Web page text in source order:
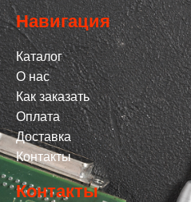
Навигация
Каталог
О нас
Как заказать
Оплата
Доставка
Контакты
Контакты